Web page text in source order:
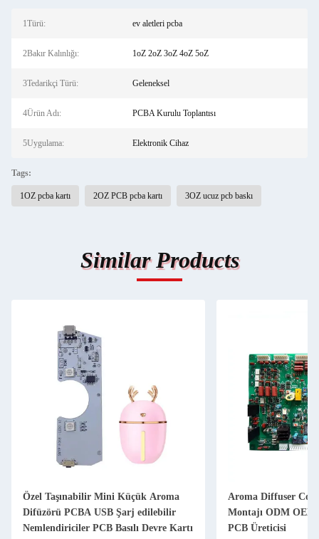
1Türü: ev aletleri pcba
2Bakır Kalınlığı: 1oZ 2oZ 3oZ 4oZ 5oZ
3Tedarikçi Türü: Geleneksel
4Ürün Adı: PCBA Kurulu Toplantısı
5Uygulama: Elektronik Cihaz
Tags:
1OZ pcba kartı 2OZ PCB pcba kartı 3OZ ucuz pcb baskı
Similar Products
Özel Taşınabilir Mini Küçük Aroma
Difüzörü PCBA USB Şarj edilebilir
Nemlendiriciler PCB Basılı Devre Kartı
Aroma Diffuser
Montajı ODM OEM
PCB Üreticisi